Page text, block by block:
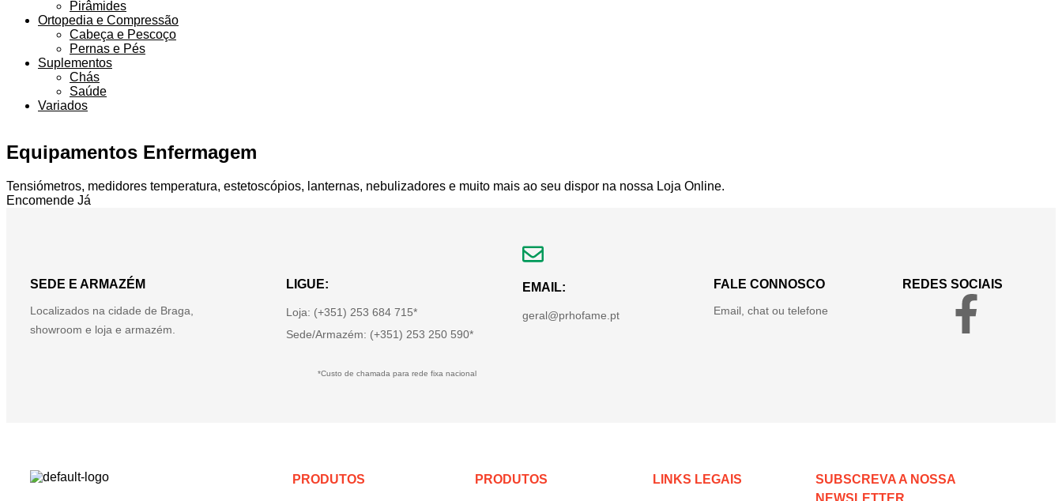
Pirâmides
Ortopedia e Compressão
Cabeça e Pescoço
Pernas e Pés
Suplementos
Chás
Saúde
Variados
Equipamentos Enfermagem
Tensiómetros, medidores temperatura, estetoscópios, lanternas, nebulizadores e muito mais ao seu dispor na nossa Loja Online.
Encomende Já
SEDE E ARMAZÉM
Localizados na cidade de Braga,
showroom e loja e armazém.
LIGUE:
Loja: (+351) 253 684 715*
Sede/Armazém: (+351) 253 250 590*
*Custo de chamada para rede fixa nacional
EMAIL:
geral@prhofame.pt
FALE CONNOSCO
Email, chat ou telefone
REDES SOCIAIS
PRODUTOS PRODUTOS LINKS LEGAIS
SUBSCREVA A NOSSA